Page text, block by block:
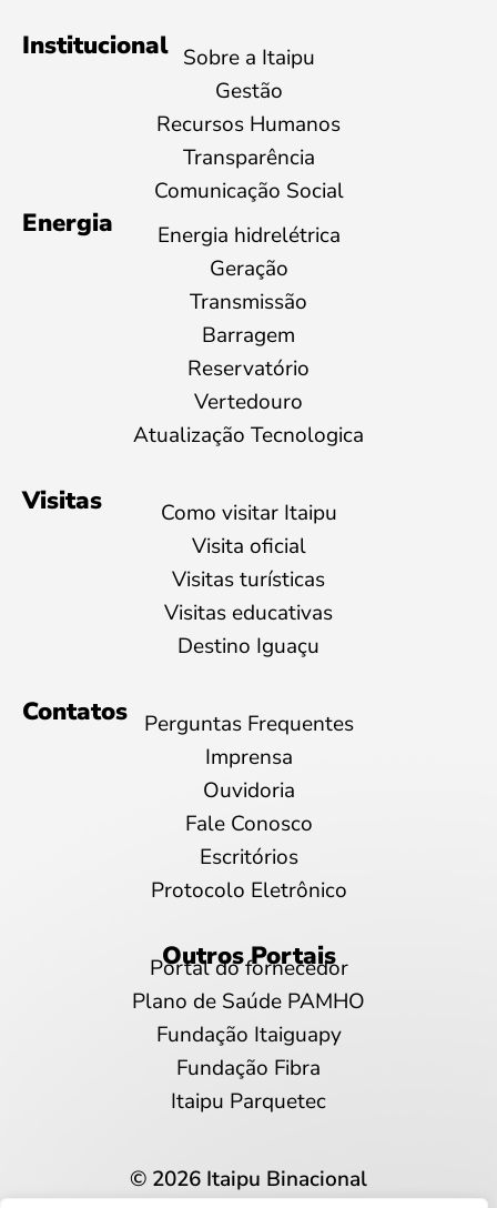
Institucional Sobre a Itaipu
Gestão
Recursos Humanos
Transparência
Comunicação Social
Energia
Energia hidrelétrica
Geração
Transmissão
Barragem
Reservatório
Vertedouro
Atualização Tecnologica
Visitas
Como visitar Itaipu
Visita oficial
Visitas turísticas
Visitas educativas
Destino Iguaçu
Contatos
Perguntas Frequentes
Imprensa
Ouvidoria
Fale Conosco
Escritórios
Protocolo Eletrônico
Outros Portais
Portal do fornecedor
Plano de Saúde PAMHO
Fundação Itaiguapy
Fundação Fibra
Itaipu Parquetec
© 2026 Itaipu Binacional